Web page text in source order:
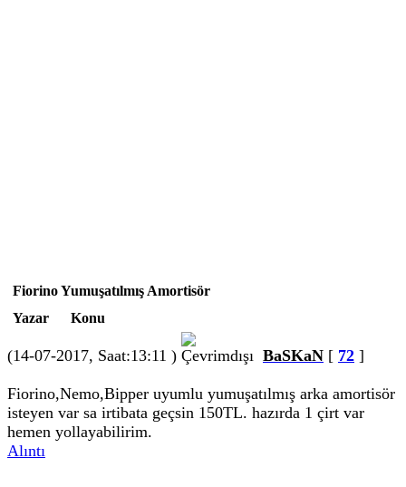
Fiorino Yumuşatılmış Amortisör
Yazar
Konu
(14-07-2017, Saat:13:11 ) BaSKaN [ 72 ]
Fiorino,Nemo,Bipper uyumlu yumuşatılmış arka amortisör
isteyen var sa irtibata geçsin 150TL. hazırda 1 çirt var
hemen yollayabilirim.
Alıntı